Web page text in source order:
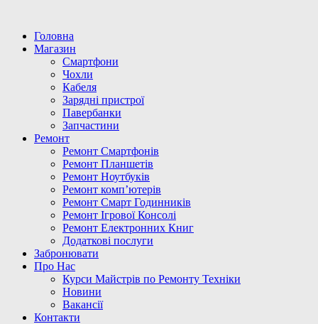
Головна
Магазин
Смартфони
Чохли
Кабеля
Зарядні пристрої
Павербанки
Запчастини
Ремонт
Ремонт Смартфонів
Ремонт Планшетів
Ремонт Ноутбуків
Ремонт комп’ютерів
Ремонт Смарт Годинників
Ремонт Ігрової Консолі
Ремонт Електронних Книг
Додаткові послуги
Забронювати
Про Нас
Курси Майстрів по Ремонту Техніки
Новини
Вакансії
Контакти